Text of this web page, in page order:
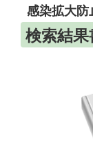
感染拡大防
検索結果